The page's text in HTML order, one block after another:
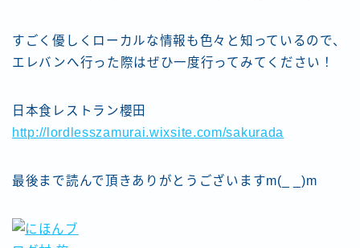
すごく優しくローカルな情報も色々と知っているので、
エレバンへ行った際はぜひ一度行ってみてください！
日本食レストラン櫻田
http://lordlesszamurai.wixsite.com/sakurada
最後まで読んで頂きありがとうございますm(_ _)m